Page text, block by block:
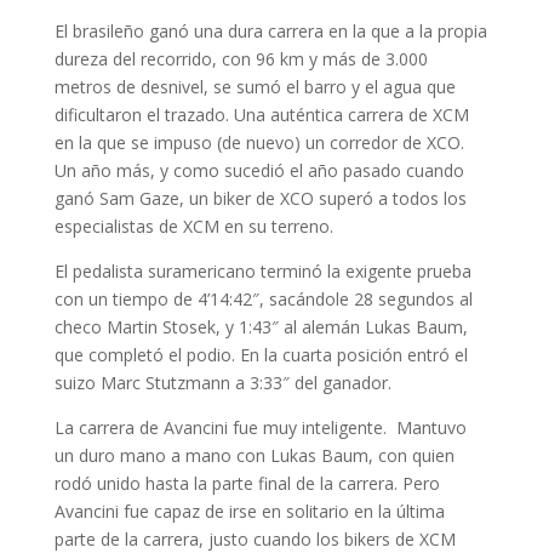
El brasileño ganó una dura carrera en la que a la propia
dureza del recorrido, con 96 km y más de 3.000
metros de desnivel, se sumó el barro y el agua que
dificultaron el trazado. Una auténtica carrera de XCM
en la que se impuso (de nuevo) un corredor de XCO.
Un año más, y como sucedió el año pasado cuando
ganó Sam Gaze, un biker de XCO superó a todos los
especialistas de XCM en su terreno.
El pedalista suramericano terminó la exigente prueba
con un tiempo de 4’14:42″, sacándole 28 segundos al
checo Martin Stosek, y 1:43″ al alemán Lukas Baum,
que completó el podio. En la cuarta posición entró el
suizo Marc Stutzmann a 3:33″ del ganador.
La carrera de Avancini fue muy inteligente. Mantuvo
un duro mano a mano con Lukas Baum, con quien
rodó unido hasta la parte final de la carrera. Pero
Avancini fue capaz de irse en solitario en la última
parte de la carrera, justo cuando los bikers de XCM